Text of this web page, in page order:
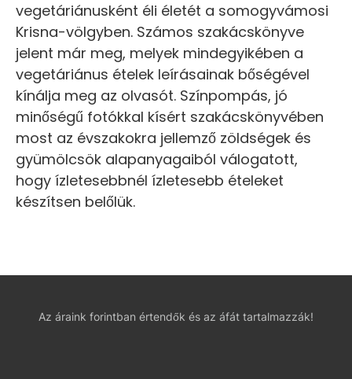
vegetáriánusként éli életét a somogyvámosi
Krisna-völgyben. Számos szakácskönyve
jelent már meg, melyek mindegyikében a
vegetáriánus ételek leírásainak bőségével
kínálja meg az olvasót. Színpompás, jó
minőségű fotókkal kísért szakácskönyvében
most az évszakokra jellemző zöldségek és
gyümölcsök alapanyagaiból válogatott,
hogy ízletesebbnél ízletesebb ételeket
készítsen belőlük.
Az áraink forintban értendők és az áfát tartalmazzák!